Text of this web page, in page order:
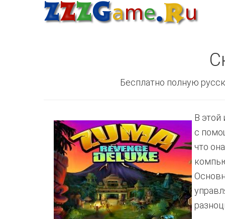
Бесплатно полную
В этой
с
что